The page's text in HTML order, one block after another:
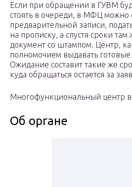
Если при обращении в ГУВМ
стоять в очереди, в МФЦ можно
предварительной записи,
на прописку, а спустя сроки
документ со штампом. Центр,
полномочием выдавать
Ожидание составит такие же
куда обращаться остается за
Многофункциональный центр
Об органе